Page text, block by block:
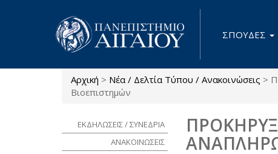
ΣΠΟΥΔΕΣ
Είστε εδώ
Αρχική > Νέα / Δελτία Τύπου / Ανακοινώσεις >
Βιοεπιστημών
ΕΚΔΗΛΩΣΕΙΣ / ΣΥΝΕΔΡΙΑ
ΑΝΑΚΟΙΝΩΣΕΙΣ